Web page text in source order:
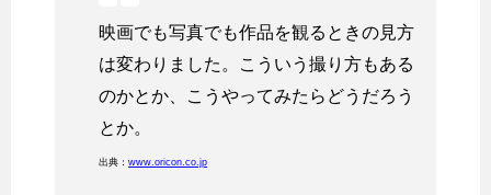
映画でも写真でも作品を観るときの見方
は変わりました。こういう撮り方もある
のかとか、こうやってみたらどうだろう
とか。
出典： www.oricon.co.jp